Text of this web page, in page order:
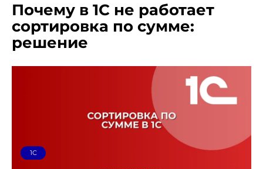
Почему в 1С не работает
сортировка по сумме:
решение
1C